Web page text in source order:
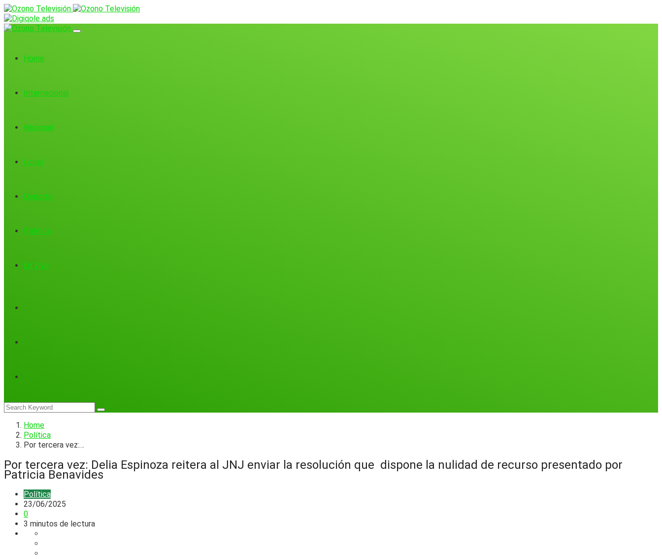
Home
Internacional
Nacional
Local
Deporte
Política
En Vivo
Home
Política
Por tercera vez:…
Por tercera vez: Delia Espinoza reitera al JNJ enviar la resolución que dispone la nulidad de recurso presentado por
Patricia Benavides
Política
23/06/2025
0
3 minutos de lectura